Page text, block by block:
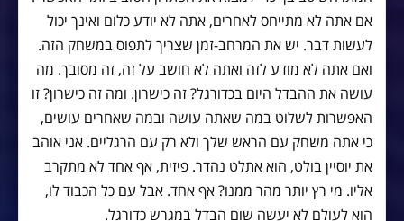
אם אתה לא מתייחס לאחרים, אתה לא יודע כלום ואינך יכול
לעשות דבר. יש את המרחב-זמן שצריך לתפוס במשחק הזה.
ואם אתה לא מודע לזה ואתה לא חושב על זה, זה מסובך. מה
עושה את ההבדל היום בכדורגל? זה כישרון. ומה זה כישרון? זו
האפשרות לשלוט במה שאתה עושה ובמה שאחרים עושים,
כי אתה משחק עם הראש שלך ולא רק עם הרגליים. אני אוהב
את יוסיין בולט, הוא אתלט נהדר. פיזית, אף אחד לא מתקרב
אליו. מי רץ יותר מהר ממנו? אף אחד. אבל עם כל הכבוד לו,
הוא לעולם לא יעשה שום הבדל במגרש כדורגל.